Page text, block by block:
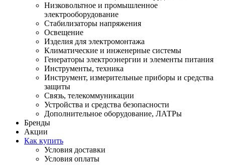
Низковольтное и промышленное
электрооборудование
Стабилизаторы напряжения
Освещение
Изделия для электромонтажа
Климатические и инженерные системы
Генераторы электроэнергии и элементы питания
Инструменты, техника
Инструмент, измерительные приборы и средства
защиты
Связь, телекоммуникации
Устройства и средства безопасности
Дополнительное оборудование, ЛАТРы
Бренды
Акции
Как купить
Условия доставки
Условия оплаты